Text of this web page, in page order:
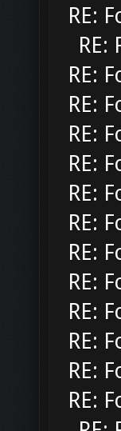
RE:
RE:
RE:
RE:
RE:
RE:
RE:
RE:
RE:
RE:
RE:
RE:
RE:
RE: